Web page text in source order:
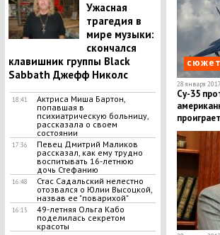
​Ужасная
трагедия в
мире музыки:
скончался
клавишник группы Black
Sabbath Джефф Николс
18:41
Актриса Миша Бартон,
попавшая в
психиатрическую больницу,
рассказала о своем
состоянии
17:36
Певец Дмитрий Маликов
рассказал, как ему трудно
воспитывать 16-летнюю
дочь Стефанию
16:48
Стас Садальский нелестно
отозвался о Юлии Высоцкой,
назвав ее "поварихой"
16:15
49-летняя Ольга Кабо
поделилась секретом
красоты
сюжет
28 января
Су-35